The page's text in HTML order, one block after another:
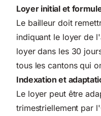
Loyer initial et
Le bailleur doit
indiquant le loyer de
loyer dans les 30
tous les cantons qui
Indexation et
Le loyer peut être
trimestriellement par